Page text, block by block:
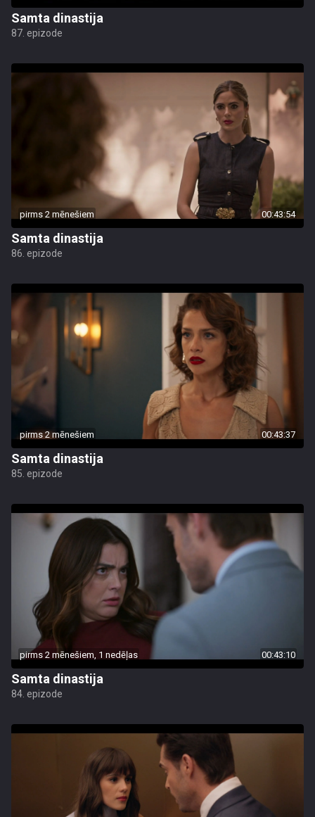
Samta dinastija
87. epizode
pirms 2 mēnešiem 00:43:54
Samta dinastija
86. epizode
pirms 2 mēnešiem 00:43:37
Samta dinastija
85. epizode
pirms 2 mēnešiem, 1 nedēļas 00:43:10
Samta dinastija
84. epizode